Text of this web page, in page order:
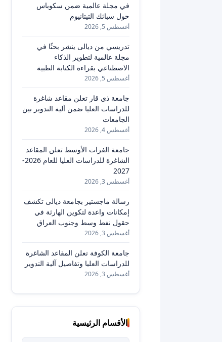
في مجلة عالمية ضمن سكوباس
حول سبائك التيتانيوم
أغسطس 5, 2026
تدريسي من ديالى ينشر بحثًا في
مجلة عالمية لتطوير الذكاء
الاصطناعي بقراءة الكتابة الطبية
أغسطس 5, 2026
جامعة ذي قار تعلن مقاعد شاغرة
للدراسات العليا ضمن آلية التدوير بين
الجامعات
أغسطس 4, 2026
جامعة الفرات الأوسط تعلن المقاعد
الشاغرة للدراسات العليا للعام 2026-
2027
أغسطس 3, 2026
رسالة ماجستير بجامعة ديالى تكشف
إمكانات واعدة لتكوين الهارثة في
حقول نفط وسط وجنوب العراق
أغسطس 3, 2026
جامعة الكوفة تعلن المقاعد الشاغرة
للدراسات العليا وتفاصيل آلية التدوير
أغسطس 3, 2026
الأقسام الرئيسية